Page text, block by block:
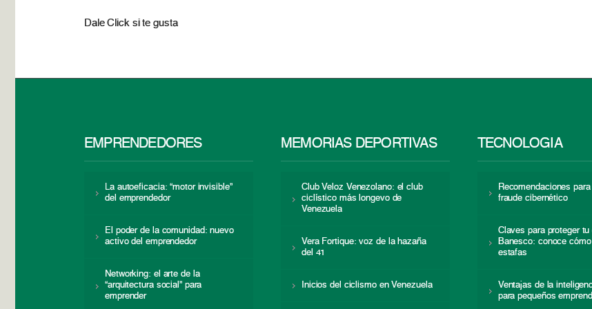
Dale Click si te gusta
EMPRENDEDORES
La autoeficacia: “motor invisible”
del emprendedor
El poder de la comunidad: nuevo
activo del emprendedor
Networking: el arte de la
“arquitectura social” para
emprender
MEMORIAS DEPORTIVAS
Club Veloz Venezolano: el club
ciclístico más longevo de
Venezuela
Vera Fortique: voz de la hazaña
del 41
Inicios del ciclismo en Venezuela
TECNOLOGÍA
Recomendaciones para
fraude cibernético
Claves para proteger tu
Banesco: conoce
estafas
Ventajas de la
para pequeños